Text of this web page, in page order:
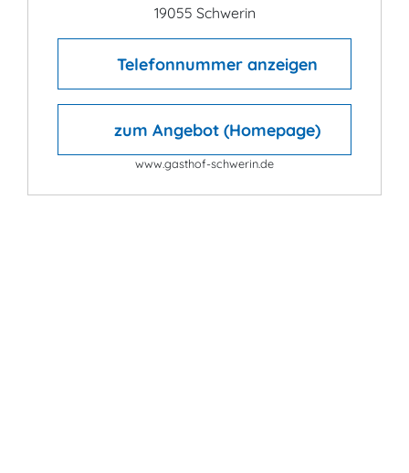
19055 Schwerin
Telefonnummer anzeigen
zum Angebot (Homepage)
www.gasthof-schwerin.de